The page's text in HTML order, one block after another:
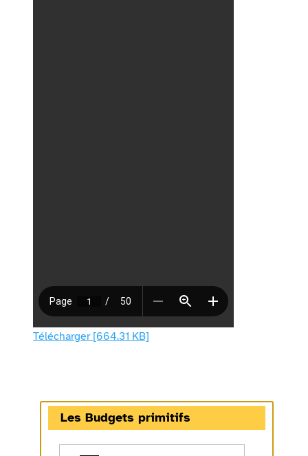
Télécharger [664.31 KB]
Les Budgets primitifs